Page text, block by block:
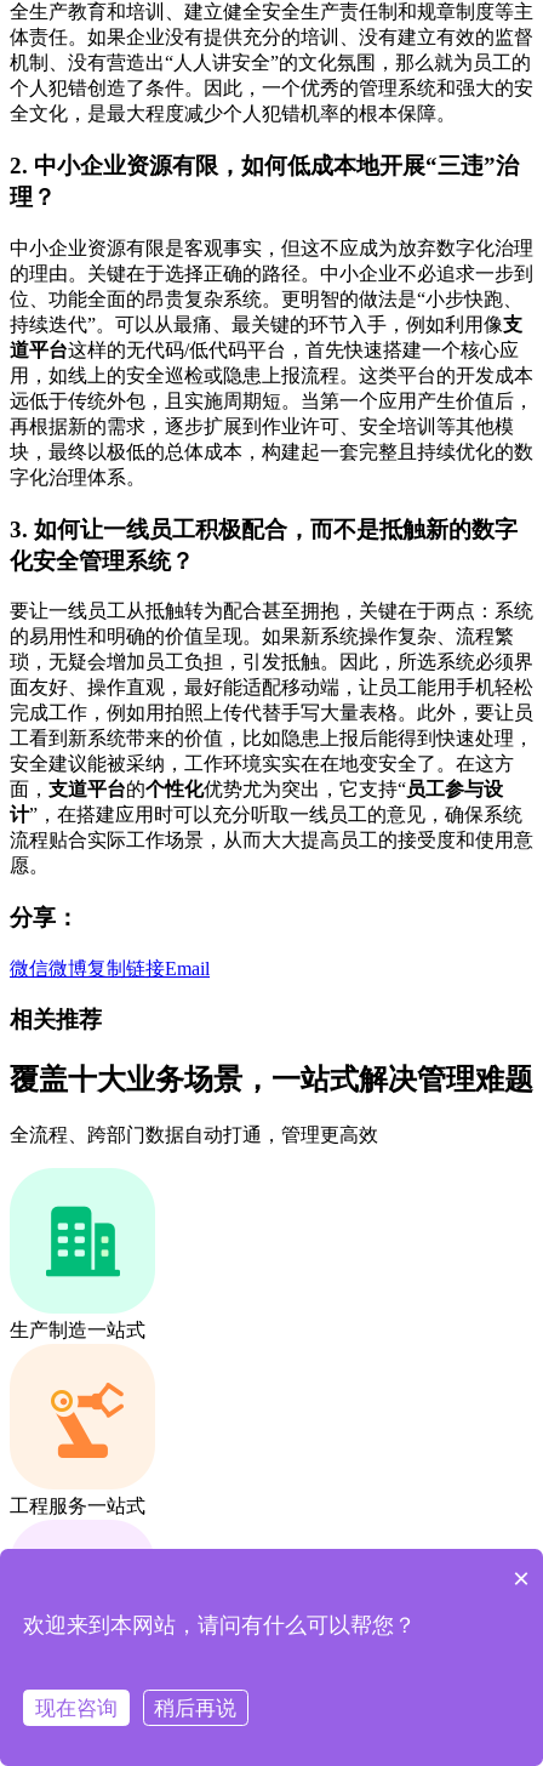
全生产教育和培训、建立健全安全生产责任制和规章制度等主
体责任。如果企业没有提供充分的培训、没有建立有效的监督
机制、没有营造出“人人讲安全”的文化氛围，那么就为员工的
个人犯错创造了条件。因此，一个优秀的管理系统和强大的安
全文化，是最大程度减少个人犯错机率的根本保障。
2. 中小企业资源有限，如何低成本地开展“三违”治
理？
中小企业资源有限是客观事实，但这不应成为放弃数字化治理
的理由。关键在于选择正确的路径。中小企业不必追求一步到
位、功能全面的昂贵复杂系统。更明智的做法是“小步快跑、
持续迭代”。可以从最痛、最关键的环节入手，例如利用像支
道平台这样的无代码/低代码平台，首先快速搭建一个核心应
用，如线上的安全巡检或隐患上报流程。这类平台的开发成本
远低于传统外包，且实施周期短。当第一个应用产生价值后，
再根据新的需求，逐步扩展到作业许可、安全培训等其他模
块，最终以极低的总体成本，构建起一套完整且持续优化的数
字化治理体系。
3. 如何让一线员工积极配合，而不是抵触新的数字
化安全管理系统？
要让一线员工从抵触转为配合甚至拥抱，关键在于两点：系统
的易用性和明确的价值呈现。如果新系统操作复杂、流程繁
琐，无疑会增加员工负担，引发抵触。因此，所选系统必须界
面友好、操作直观，最好能适配移动端，让员工能用手机轻松
完成工作，例如用拍照上传代替手写大量表格。此外，要让员
工看到新系统带来的价值，比如隐患上报后能得到快速处理，
安全建议能被采纳，工作环境实实在在地变安全了。在这方
面， 支道平台的个性化优势尤为突出，它支持“员工参与设
计”，在搭建应用时可以充分听取一线员工的意见，确保系统
流程贴合实际工作场景，从而大大提高员工的接受度和使用意
愿。
分享：
微信微博复制链接Email
相关推荐
覆盖十大业务场景，一站式解决管理难题
全流程、跨部门数据自动打通，管理更高效
生产制造一站式
工程服务一站式
×
欢迎来到本网站，请问有什么可以帮您？
现在咨询 稍后再说